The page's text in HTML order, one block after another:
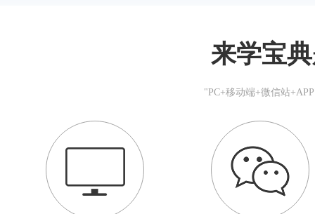
来学宝
"PC+移动端+微信站